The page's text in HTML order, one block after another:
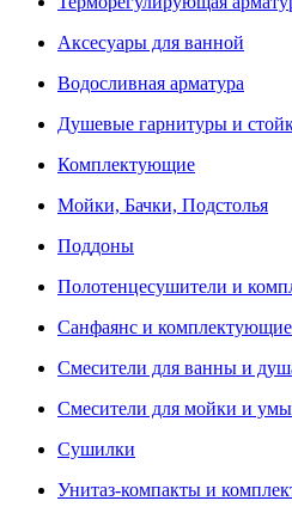
Аксесуары для ванной
Водосливная арматура
Душевые гарнитуры и
Комплектующие
Мойки, Бачки, Подстолья
Поддоны
Полотенцесушители и
Санфаянс и комплектующие
Смесители для ванны и
Смесители для мойки и
Сушилки
Унитаз-компакты и